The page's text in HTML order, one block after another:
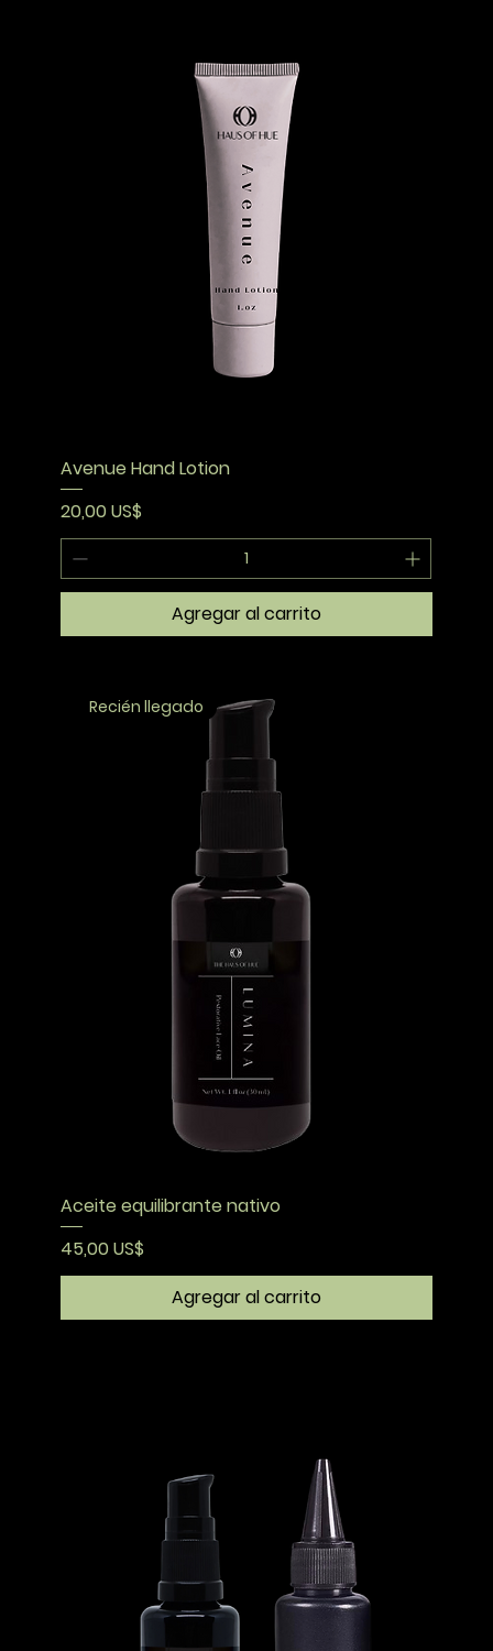
Avenue Hand Lotion
Precio
20,00 US$
Agregar al carrito
Recién llegado
Aceite equilibrante nativo
Precio
45,00 US$
Agregar al carrito